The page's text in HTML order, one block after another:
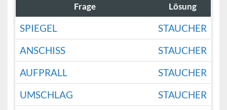
Frage Lösung
SPIEGEL
STAUCHER
ANSCHISS
STAUCHER
AUFPRALL
STAUCHER
UMSCHLAG
STAUCHER